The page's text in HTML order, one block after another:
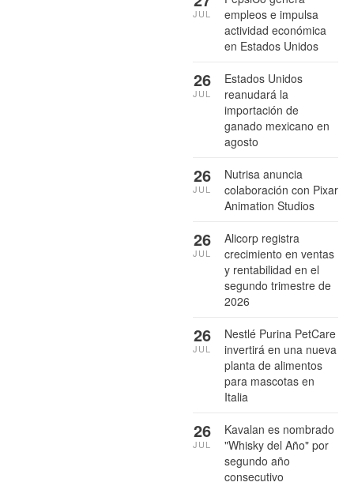
empleos e impulsa
actividad económica
en Estados Unidos
JUL
Estados Unidos
reanudará la
importación de
ganado mexicano en
agosto
26
JUL
Nutrisa anuncia
colaboración con Pixar
Animation Studios
26
JUL
Alicorp registra
crecimiento en ventas
y rentabilidad en el
segundo trimestre de
2026
26
JUL
Nestlé Purina PetCare
invertirá en una nueva
planta de alimentos
para mascotas en
Italia
26
JUL
Kavalan es nombrado
"Whisky del Año" por
segundo año
consecutivo
26
JUL